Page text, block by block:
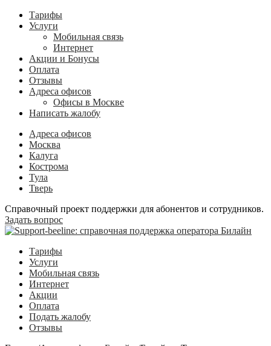
Тарифы
Услуги
Мобильная связь
Интернет
Акции и Бонусы
Оплата
Отзывы
Адреса офисов
Офисы в Москве
Написать жалобу
Адреса офисов
Москва
Калуга
Кострома
Тула
Тверь
Справочный проект поддержки для абонентов и сотрудников.
Задать вопрос
Тарифы
Услуги
Мобильная связь
Интернет
Акции
Оплата
Подать жалобу
Отзывы